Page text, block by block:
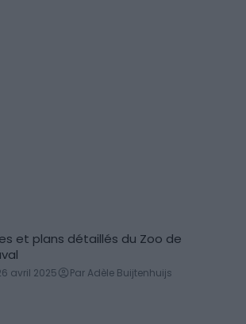
& plans
et plans détaillés du Zoo de
avril 2025 Par Adèle Buijtenhuijs